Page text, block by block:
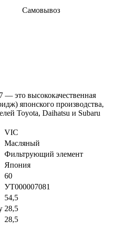
Самовывоз
это высококачественная
японского производства,
Toyota, Daihatsu и Subaru
VIC
Масляный
Фильтрующий элемент
Япония
60
УТ000007081
54,5
28,5
28,5